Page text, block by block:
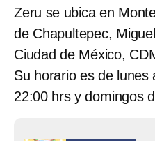
Zeru se ubica en
de Chapultepec,
Ciudad de México,
Su horario es de lunes
22:00 hrs y domingos